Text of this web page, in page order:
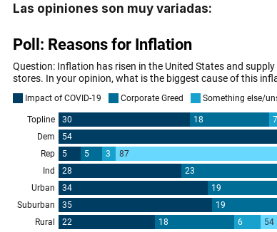
Las opiniones son muy variadas: